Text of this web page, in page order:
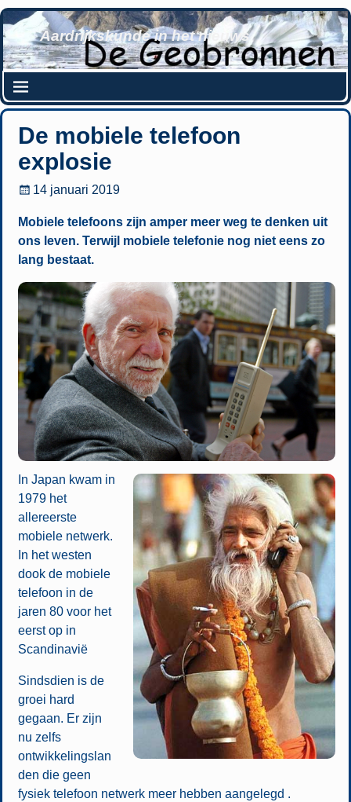
Aardrijkskunde in het nieuws
De mobiele telefoon
explosie
14 januari 2019
Mobiele telefoons zijn amper meer weg te denken uit
ons leven. Terwijl mobiele telefonie nog niet eens zo
lang bestaat.
In Japan kwam in
1979 het
allereerste
mobiele netwerk.
In het westen
dook de mobiele
telefoon in de
jaren 80 voor het
eerst op in
Scandinavië
Sindsdien is de
groei hard
gegaan. Er zijn
nu zelfs
ontwikkelingslan
den die geen
fysiek telefoon netwerk meer hebben aangelegd .